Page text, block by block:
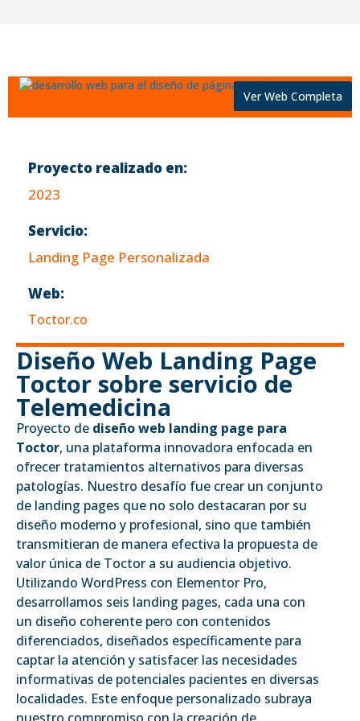
Ver Web Completa
Proyecto realizado en:
2023
Servicio:
Landing Page Personalizada
Web:
Toctor.co
Diseño Web Landing Page
Toctor sobre servicio de
Telemedicina
Proyecto de diseño web landing page para
Toctor, una plataforma innovadora enfocada en
ofrecer tratamientos alternativos para diversas
patologías. Nuestro desafío fue crear un conjunto
de landing pages que no solo destacaran por su
diseño moderno y profesional, sino que también
transmitieran de manera efectiva la propuesta de
valor única de Toctor a su audiencia objetivo.
Utilizando WordPress con Elementor Pro,
desarrollamos seis landing pages, cada una con
un diseño coherente pero con contenidos
diferenciados, diseñados específicamente para
captar la atención y satisfacer las necesidades
informativas de potenciales pacientes en diversas
localidades. Este enfoque personalizado subraya